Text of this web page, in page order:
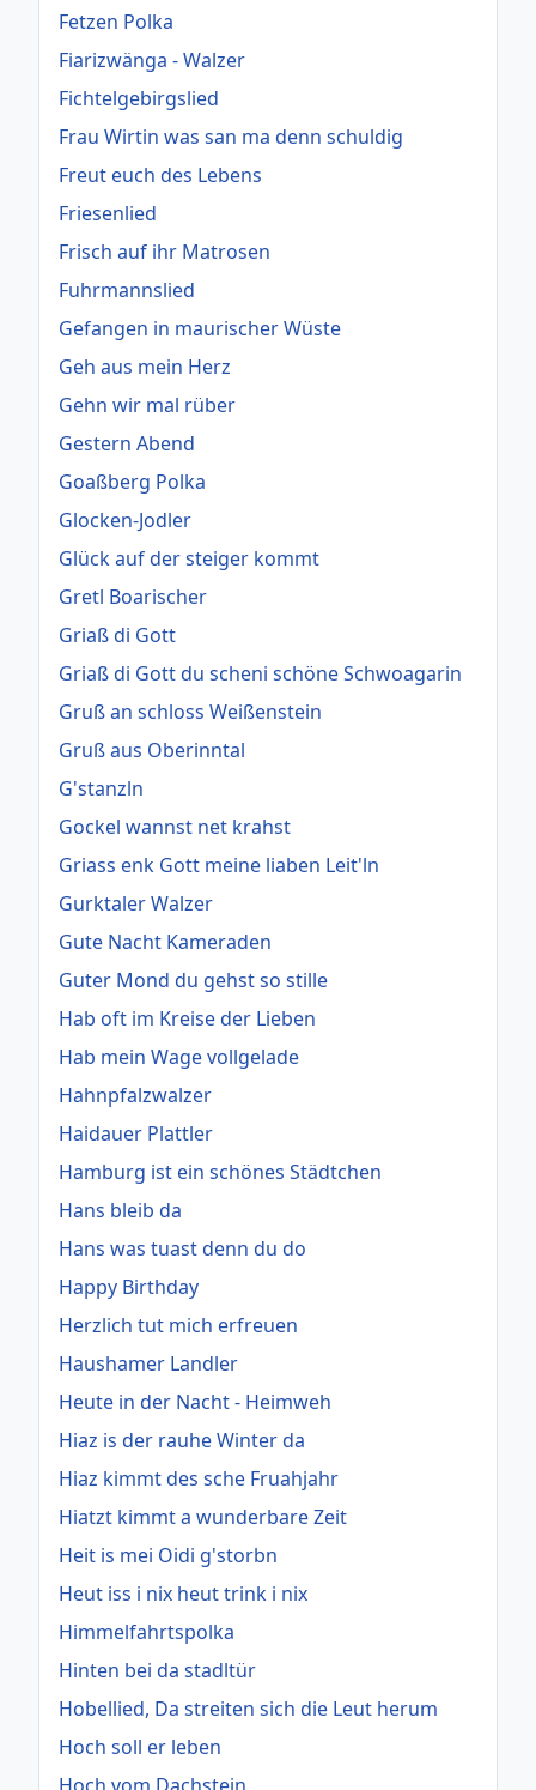
Fetzen Polka
Fiarizwänga - Walzer
Fichtelgebirgslied
Frau Wirtin was san ma denn schuldig
Freut euch des Lebens
Friesenlied
Frisch auf ihr Matrosen
Fuhrmannslied
Gefangen in maurischer Wüste
Geh aus mein Herz
Gehn wir mal rüber
Gestern Abend
Goaßberg Polka
Glocken-Jodler
Glück auf der steiger kommt
Gretl Boarischer
Griaß di Gott
Griaß di Gott du scheni schöne Schwoagarin
Gruß an schloss Weißenstein
Gruß aus Oberinntal
G'stanzln
Gockel wannst net krahst
Griass enk Gott meine liaben Leit'ln
Gurktaler Walzer
Gute Nacht Kameraden
Guter Mond du gehst so stille
Hab oft im Kreise der Lieben
Hab mein Wage vollgelade
Hahnpfalzwalzer
Haidauer Plattler
Hamburg ist ein schönes Städtchen
Hans bleib da
Hans was tuast denn du do
Happy Birthday
Herzlich tut mich erfreuen
Haushamer Landler
Heute in der Nacht - Heimweh
Hiaz is der rauhe Winter da
Hiaz kimmt des sche Fruahjahr
Hiatzt kimmt a wunderbare Zeit
Heit is mei Oidi g'storbn
Heut iss i nix heut trink i nix
Himmelfahrtspolka
Hinten bei da stadltür
Hobellied, Da streiten sich die Leut herum
Hoch soll er leben